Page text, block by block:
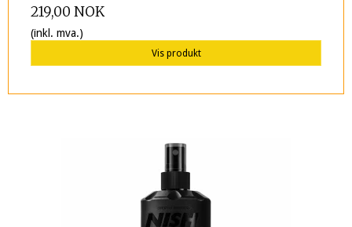
219,00 NOK
(inkl. mva.)
Vis produkt